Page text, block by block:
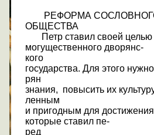
РЕФОРМА СОСЛОВНОГО
ОБЩЕСТВА
Петр ставил своей целью
могущественного дворянс-
кого
государства. Для этого
рян
знания, повысить их
ленным
и пригодным для
которые ставил пе-
ред